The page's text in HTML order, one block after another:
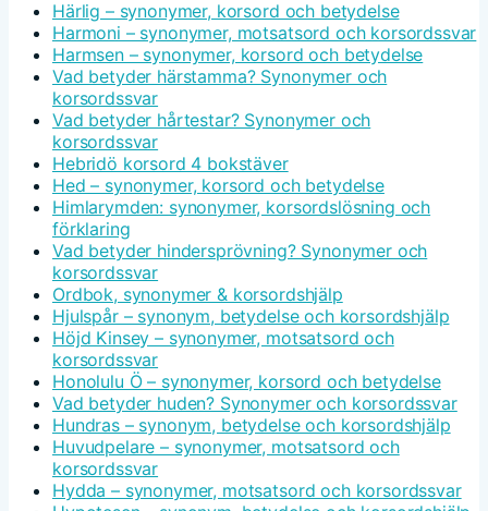
Härlig – synonymer, korsord och betydelse
Harmoni – synonymer, motsatsord och korsordssvar
Harmsen – synonymer, korsord och betydelse
Vad betyder härstamma? Synonymer och
korsordssvar
Vad betyder hårtestar? Synonymer och
korsordssvar
Hebridö korsord 4 bokstäver
Hed – synonymer, korsord och betydelse
Himlarymden: synonymer, korsordslösning och
förklaring
Vad betyder hindersprövning? Synonymer och
korsordssvar
Ordbok, synonymer & korsordshjälp
Hjulspår – synonym, betydelse och korsordshjälp
Höjd Kinsey – synonymer, motsatsord och
korsordssvar
Honolulu Ö – synonymer, korsord och betydelse
Vad betyder huden? Synonymer och korsordssvar
Hundras – synonym, betydelse och korsordshjälp
Huvudpelare – synonymer, motsatsord och
korsordssvar
Hydda – synonymer, motsatsord och korsordssvar